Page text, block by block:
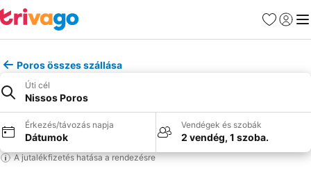
Kedvencek
Poros összes szállása
Úti cél
Nissos Poros
Érkezés/távozás napja
Dátumok
Vendégek és szobák
2 vendég, 1 szoba.
A jutalékfizetés hatása a rendezésre